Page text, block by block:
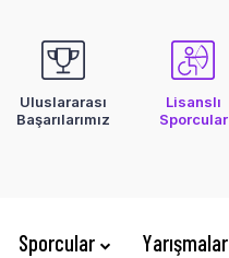
Uluslararası
Başarılarımız
Lisanslı
Sporcular
Sporcular Yarışmalar